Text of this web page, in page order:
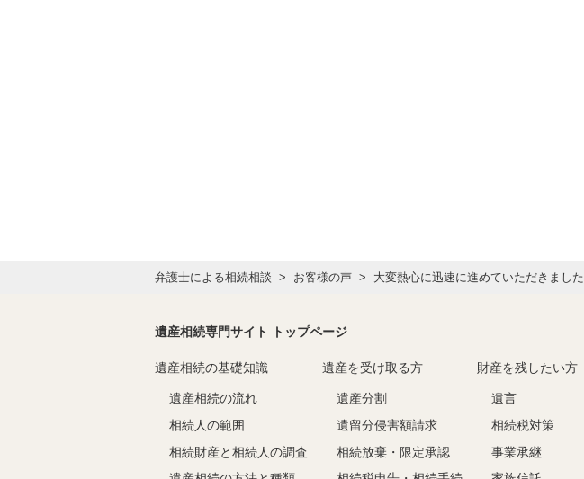
弁護士による相続相談 お客様の声 大変熱心に迅速に進めていただきました
遺産相続専門サイト トップページ
遺産相続の基礎知識
遺産相続の流れ
相続人の範囲
相続財産と相続人の調査
遺産を受け取る方
遺産分割
遺留分侵害額請求
相続放棄・限定承認
財産を残したい方
遺言
相続税対策
事業承継